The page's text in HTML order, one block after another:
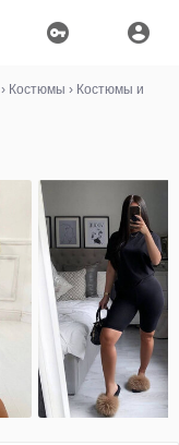
› Костюмы › Костюмы и